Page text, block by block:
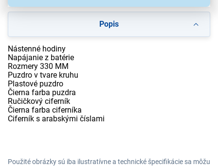
Popis
Nástenné hodiny
Napájanie z batérie
Rozmery 330 MM
Puzdro v tvare kruhu
Plastové puzdro
Čierna farba puzdra
Ručičkový ciferník
Čierna farba ciferníka
Ciferník s arabskými číslami
Použité obrázky sú iba ilustratívne a technické špecifikácie sa môžu